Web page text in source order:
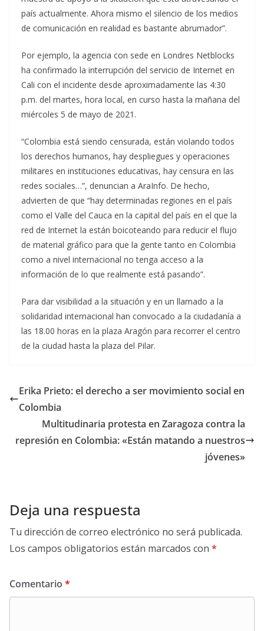
país actualmente. Ahora mismo el silencio de los medios
de comunicación en realidad es bastante abrumador”.
Por ejemplo, la agencia con sede en Londres Netblocks
ha confirmado la interrupción del servicio de Internet en
Cali con el incidente desde aproximadamente las 4:30
p.m. del martes, hora local, en curso hasta la mañana del
miércoles 5 de mayo de 2021.
“Colombia está siendo censurada, están violando todos
los derechos humanos, hay despliegues y operaciones
militares en instituciones educativas, hay censura en las
redes sociales…”, denuncian a AraInfo. De hecho,
advierten de que “hay determinadas regiones en el país
como el Valle del Cauca en la capital del país en el que la
red de Internet la están boicoteando para reducir el flujo
de material gráfico para que la gente tanto en Colombia
como a nivel internacional no tenga acceso a la
información de lo que realmente está pasando”.
Para dar visibilidad a la situación y en un llamado a la
solidaridad internacional han convocado a la ciudadanía a
las 18.00 horas en la plaza Aragón para recorrer el centro
de la ciudad hasta la plaza del Pilar.
Erika Prieto: el derecho a ser movimiento social en
Colombia
Multitudinaria protesta en Zaragoza contra la
represión en Colombia: «Están matando a nuestros
jóvenes»
Deja una respuesta
Tu dirección de correo electrónico no será publicada.
Los campos obligatorios están marcados con *
Comentario *